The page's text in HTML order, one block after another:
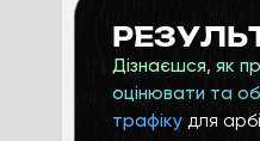
Дізнаєшся, як
оцінювати та
трафікудля